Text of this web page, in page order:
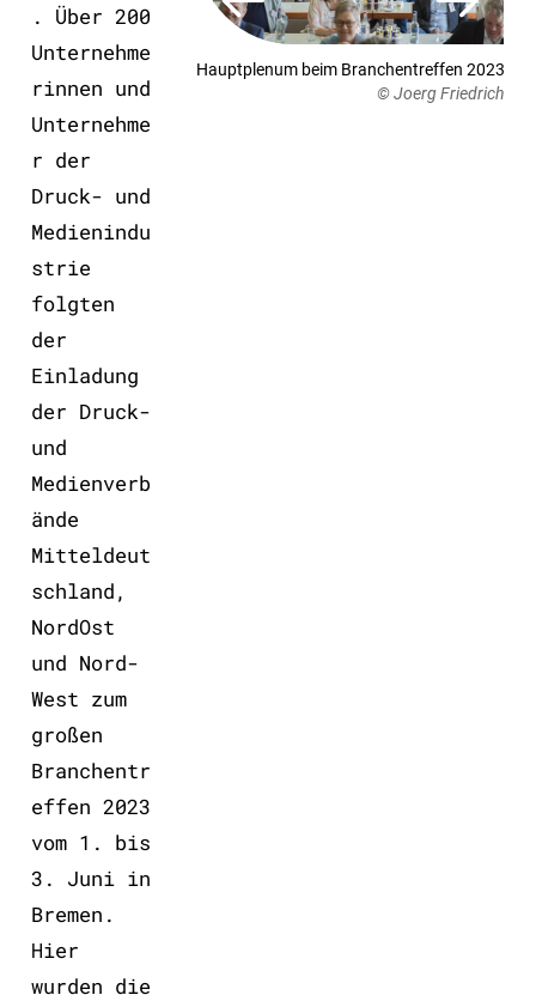
. Über 200
Unternehme
rinnen und
Unternehme
r der
Druck- und
Medienindu
strie
folgten
der
Einladung
der Druck-
und
Medienverb
ände
Mitteldeut
schland,
NordOst
und Nord-
West zum
großen
Branchentr
effen 2023
vom 1. bis
3. Juni in
Bremen.
Hier
wurden die
Hauptplenum beim Branchentreffen 2023
© Joerg Friedrich